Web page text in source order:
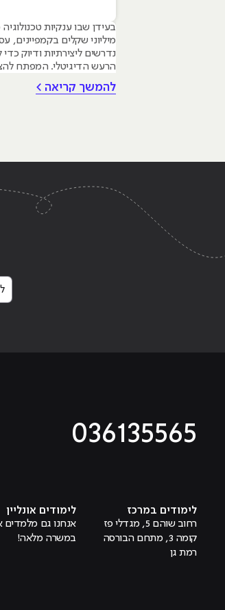
בעידן שבו ענקיות
מיליוני שקלים בקמפיינים,
נדרשים ליצירתיות ודיוק
הרעש הדיגיטלי. המפתח
טמון בגודל התקציב, אלא
עקרונות של שיווק דיגיטלי
"עולם
להמשך קריאה >
036135565
לימודים במרכז
רחוב שוהם 5, מגדלי פז
קומה 3, מתחם הבורסה
רמת גן
לימודים אונליין
אנחנו גם מלמדים
במשרה מלאה!